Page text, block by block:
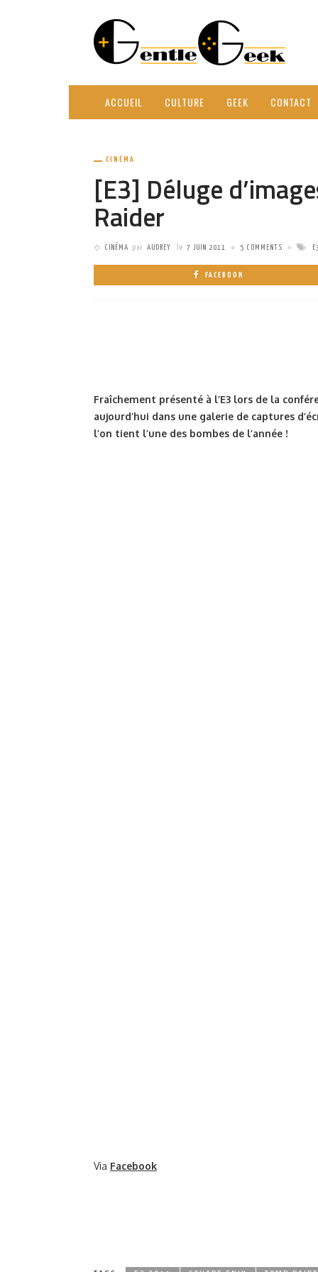
ACCUEIL CULTURE GEEK CONTACT
CINÉMA
[E3] Déluge
Raider
CINÉMA par AUDREY le 7 JUIN 2011 5 COMMENTS
FACEBOOK
Fraîchement présenté à l’E3 lors de la
aujourd’hui dans une galerie de captures
l’on tient l’une des bombes de l’année !
Via Facebook